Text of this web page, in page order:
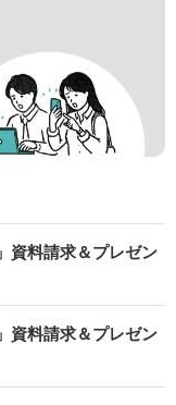
資料請求＆プレゼン
資料請求＆プレゼン